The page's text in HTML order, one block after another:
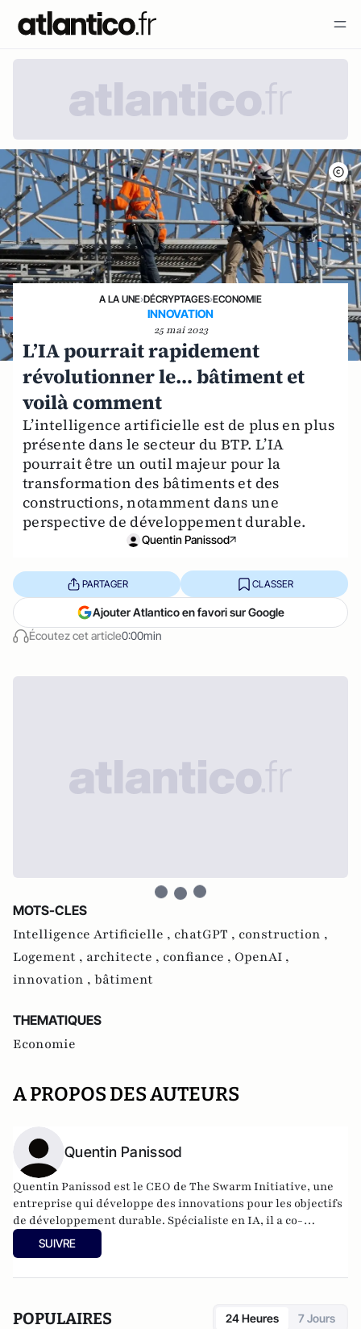
A LA UNE›DÉCRYPTAGES›ECONOMIE
INNOVATION
25 mai 2023
L’IA pourrait rapidement
révolutionner le… bâtiment et
voilà comment
L’intelligence artificielle est de plus en plus
présente dans le secteur du BTP. L’IA
pourrait être un outil majeur pour la
transformation des bâtiments et des
constructions, notamment dans une
perspective de développement durable.
Quentin Panissod
Écoutez cet article0:00min
PARTAGER CLASSER
Ajouter Atlantico en favori sur Google
MOTS-CLES
Intelligence Artificielle , chatGPT , construction ,
Logement , architecte , confiance , OpenAI ,
innovation , bâtiment
THEMATIQUES
Economie
A PROPOS DES AUTEURS
Quentin Panissod
Quentin Panissod est le CEO de The Swarm Initiative, une
entreprise qui développe des innovations pour les objectifs
de développement durable. Spécialiste en IA, il a co-
construit plusieurs grands projets d'IA avec plusieurs
grandes entreprises et associations dans de nombreux
SUIVRE
POPULAIRES 24 Heures 7 Jours